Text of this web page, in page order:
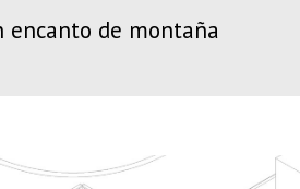
encanto de montaña